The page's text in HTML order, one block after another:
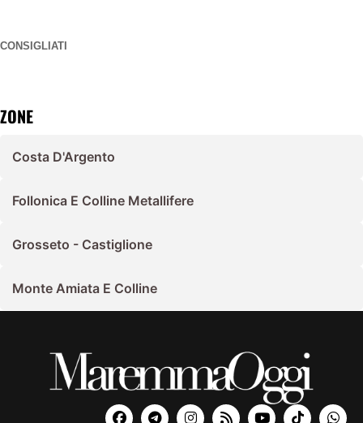
CONSIGLIATI
ZONE
Costa D'Argento
Follonica E Colline Metallifere
Grosseto - Castiglione
Monte Amiata E Colline